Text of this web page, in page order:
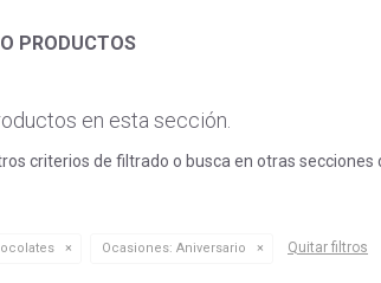
PRODUCTOS
en esta sección.
criterios de filtrado o busca en otras secciones
Ocasiones: Aniversario Quitar filtros